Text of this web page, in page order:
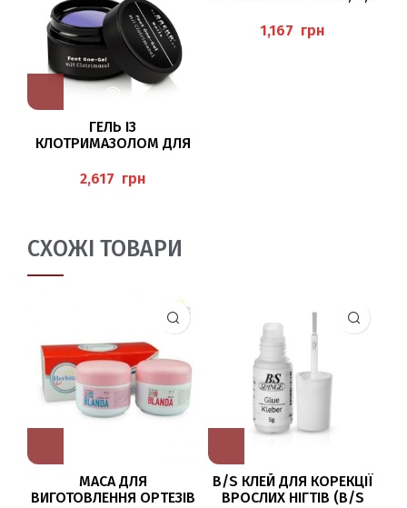
ГЕЛЬ ІЗ
КЛОТРИМАЗОЛОМ ДЛЯ
(NAILS FEET ONE-GEL MIT
CLOTRIMAZOL) BAEHR
грн
грн
СХОЖІ ТОВАРИ
МАСА ДЛЯ
ВИГОТОВЛЕННЯ ОРТЕЗІВ
B/S КЛЕЙ ДЛЯ КОРЕКЦІЇ
ВРОСЛИХ НІГТІВ (B/S